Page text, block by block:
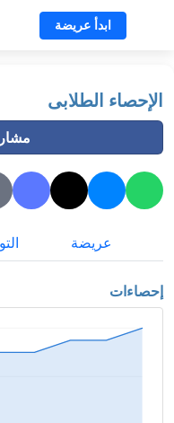
ابدأ عريضة
الإحصاء الطلابى
عريضة
إحصاءات